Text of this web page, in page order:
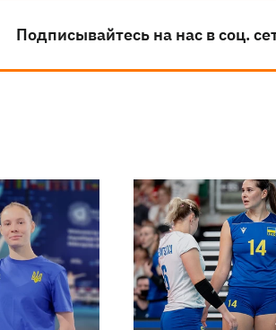
Подписывайтесь на нас в соц.